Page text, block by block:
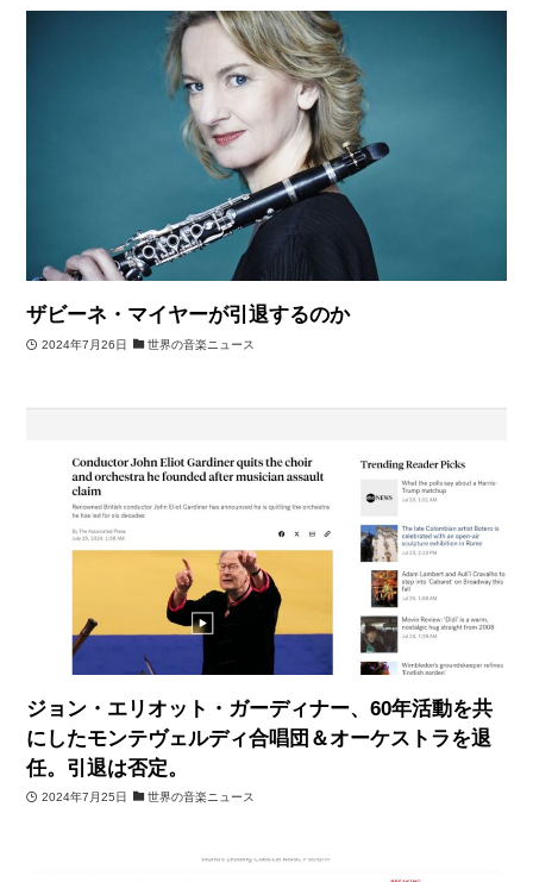
ザビーネ・マイヤーが引退するのか
2024年7月26日 世界の音楽ニュース
ジョン・エリオット・ガーディナー、60年活動を共
にしたモンテヴェルディ合唱団＆オーケストラを退
任。引退は否定。
2024年7月25日 世界の音楽ニュース